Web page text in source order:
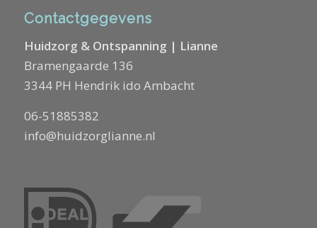
Contactgegevens
Huidzorg & Ontspanning | Lianne
Bramengaarde 136
3344 PH Hendrik ido Ambacht
06-51885382
info@huidzorglianne.nl